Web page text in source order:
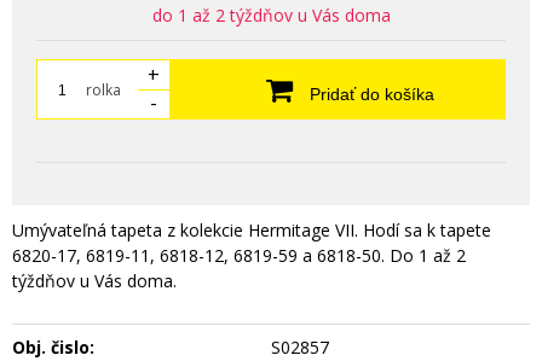
do 1 až 2 týždňov u Vás doma
rolka
+
-
Pridať do košíka
Umývateľná tapeta z kolekcie Hermitage VII. Hodí sa k tapete
6820-17, 6819-11, 6818-12, 6819-59 a 6818-50. Do 1 až 2
týždňov u Vás doma.
Obj. čislo: S02857